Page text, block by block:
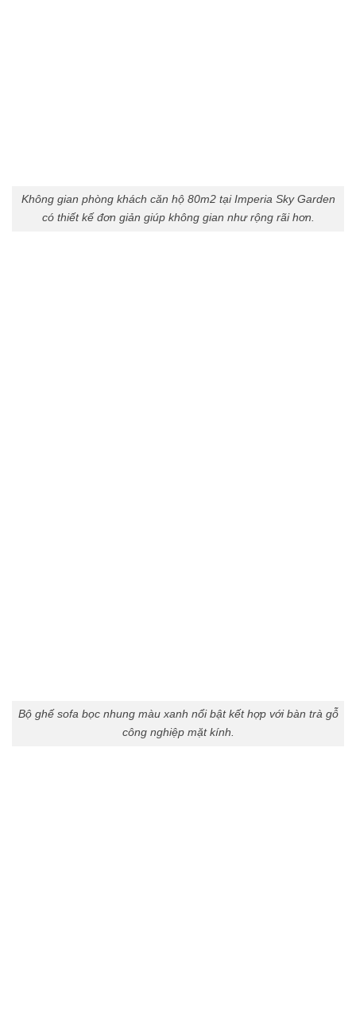
Không gian phòng khách căn hộ 80m2 tại Imperia Sky Garden
có thiết kế đơn giản giúp không gian như rộng rãi hơn.
Bộ ghế sofa bọc nhung màu xanh nổi bật kết hợp với bàn trà gỗ
công nghiệp mặt kính.